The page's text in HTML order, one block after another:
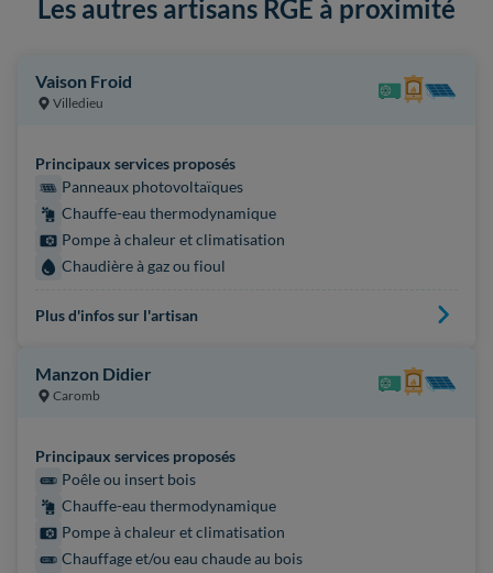
Les autres artisans RGE à proximité
Vaison Froid
Villedieu
Principaux services proposés
Panneaux photovoltaïques
Chauffe-eau thermodynamique
Pompe à chaleur et climatisation
Chaudière à gaz ou fioul
Plus d'infos sur l'artisan
Manzon Didier
Caromb
Principaux services proposés
Poêle ou insert bois
Chauffe-eau thermodynamique
Pompe à chaleur et climatisation
Chauffage et/ou eau chaude au bois